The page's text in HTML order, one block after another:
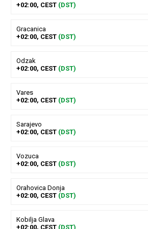
+02:00, CEST (DST)
Gracanica
+02:00, CEST (DST)
Odzak
+02:00, CEST (DST)
Vares
+02:00, CEST (DST)
Sarajevo
+02:00, CEST (DST)
Vozuca
+02:00, CEST (DST)
Orahovica Donja
+02:00, CEST (DST)
Kobilja Glava
+02:00, CEST (DST)